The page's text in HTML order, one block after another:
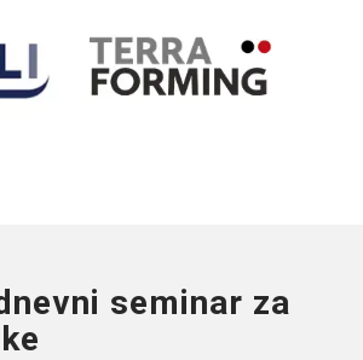
seminar za